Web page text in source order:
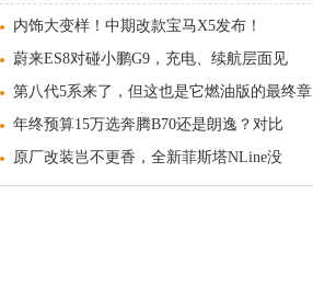
内饰大变样！中期改款宝马X5发布！
蔚来ES8对碰小鹏G9，充电、续航层面见
第八代5系来了，但这也是它燃油版的最终章
年终预算15万选奔腾B70还是朗逸？对比
原厂改装岂不更香，全新菲斯塔NLine没